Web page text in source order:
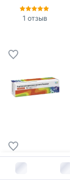
1 отзыв